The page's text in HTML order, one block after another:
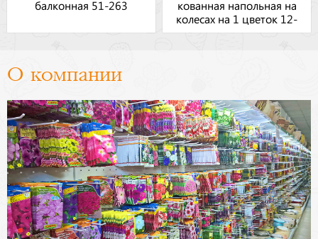
балконная 51-263
кованная напольная на
колесах на 1 цветок 12-
009
О компании